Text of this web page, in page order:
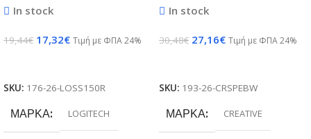
In stock
19,44€ 17,32€ Τιμή με ΦΠΑ 24%
SKU: 176-26-LOSS150R
ΜΆΡΚΑ LOGITECH
In stock
30,48€ 27,16€ Τιμή με ΦΠΑ 24%
SKU: 193-26-CRSPEBW
ΜΆΡΚΑ CREATIVE